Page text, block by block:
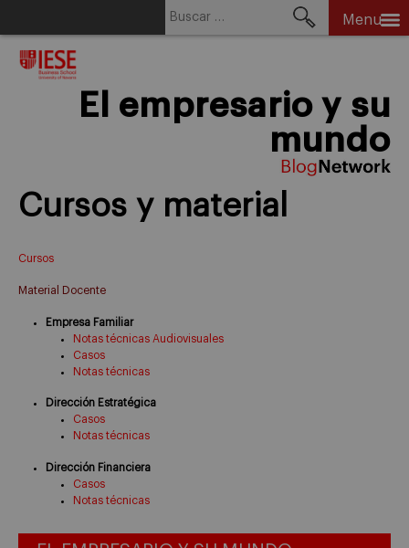
Menu
El empresario y su
mundo
Cursos y material
Cursos
Material Docente
Empresa Familiar
Notas técnicas Audiovisuales
Casos
Notas técnicas
Dirección Estratégica
Casos
Notas técnicas
Dirección Financiera
Casos
Notas técnicas